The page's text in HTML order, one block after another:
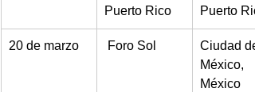
Puerto Rico
Puerto
​20 de marzo ​ Foro Sol
​Ciudad de
México,
México